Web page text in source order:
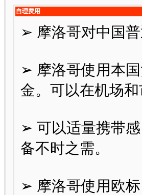
自理费用
➢ 摩洛哥对中国
➢ 摩洛哥使用本
金。可以在机场
➢ 可以适量携带
备不时之需。
➢ 摩洛哥使用欧